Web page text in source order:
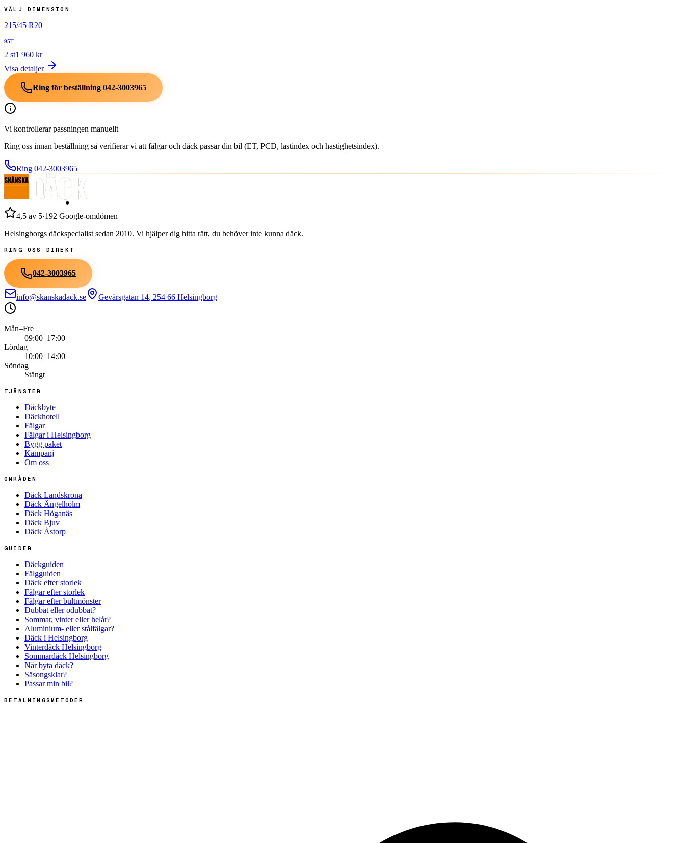
VÄLJ DIMENSION
215/45 R20
95T
2 st1 960 kr
Visa detaljer
Ring för beställning 042-3003965
Vi kontrollerar passningen manuellt
Ring oss innan beställning så verifierar vi att fälgar och däck passar din bil (ET, PCD, lastindex och hastighetsindex).
Ring 042-3003965
4,5 av 5·192 Google-omdömen
Helsingborgs däckspecialist sedan 2010. Vi hjälper dig hitta rätt, du behöver inte kunna däck.
RING OSS DIREKT
042-3003965
info@skanskadack.se Gevärsgatan 14, 254 66 Helsingborg
Mån–Fre
09:00–17:00
Lördag
10:00–14:00
Söndag
Stängt
TJÄNSTER
Däckbyte
Däckhotell
Fälgar
Fälgar i Helsingborg
Bygg paket
Kampanj
Om oss
OMRÅDEN
Däck Landskrona
Däck Ängelholm
Däck Höganäs
Däck Bjuv
Däck Åstorp
GUIDER
Däckguiden
Fälgguiden
Däck efter storlek
Fälgar efter storlek
Fälgar efter bultmönster
Dubbat eller odubbat?
Sommar, vinter eller helår?
Aluminium- eller stålfälgar?
Däck i Helsingborg
Vinterdäck Helsingborg
Sommardäck Helsingborg
När byta däck?
Säsongsklar?
Passar min bil?
BETALNINGSMETODER